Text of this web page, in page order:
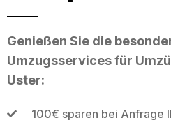
Genießen Sie die
Umzugsservices für
Uster:
100€ sparen bei Anfrage